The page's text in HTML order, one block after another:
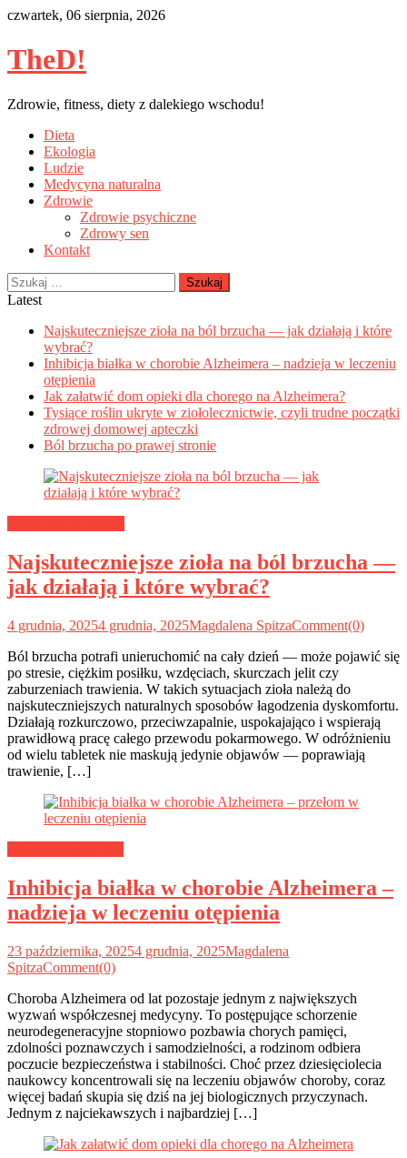
Skip
content
czwartek, 06 sierpnia, 2026
TheD!
Zdrowie, fitness, diety z dalekiego wschodu!
Dieta
Ekologia
Ludzie
Medycyna naturalna
Zdrowie
Zdrowie psychiczne
Zdrowy sen
Kontakt
Szukaj:
Latest
Najskuteczniejsze zioła na ból brzucha — jak działają i które
wybrać?
Inhibicja białka w chorobie Alzheimera – nadzieja w leczeniu
otępienia
Jak załatwić dom opieki dla chorego na Alzheimera?
Tysiące roślin ukryte w ziołolecznictwie, czyli trudne początki
zdrowej domowej apteczki
Ból brzucha po prawej stronie
Najskuteczniejsze zioła na ból brzucha —
jak działają i które wybrać?
4 grudnia, 20254 grudnia, 2025Magdalena SpitzaComment(0)
Ból brzucha potrafi unieruchomić na cały dzień — może pojawić się
po stresie, ciężkim posiłku, wzdęciach, skurczach jelit czy
zaburzeniach trawienia. W takich sytuacjach zioła należą do
najskuteczniejszych naturalnych sposobów łagodzenia dyskomfortu.
Działają rozkurczowo, przeciwzapalnie, uspokajająco i wspierają
prawidłową pracę całego przewodu pokarmowego. W odróżnieniu
od wielu tabletek nie maskują jedynie objawów — poprawiają
trawienie, […]
Inhibicja białka w chorobie Alzheimera –
nadzieja w leczeniu otępienia
23 października, 20254 grudnia, 2025Magdalena
SpitzaComment(0)
Choroba Alzheimera od lat pozostaje jednym z największych
wyzwań współczesnej medycyny. To postępujące schorzenie
neurodegeneracyjne stopniowo pozbawia chorych pamięci,
zdolności poznawczych i samodzielności, a rodzinom odbiera
poczucie bezpieczeństwa i stabilności. Choć przez dziesięciolecia
naukowcy koncentrowali się na leczeniu objawów choroby, coraz
więcej badań skupia się dziś na jej biologicznych przyczynach.
Jednym z najciekawszych i najbardziej […]